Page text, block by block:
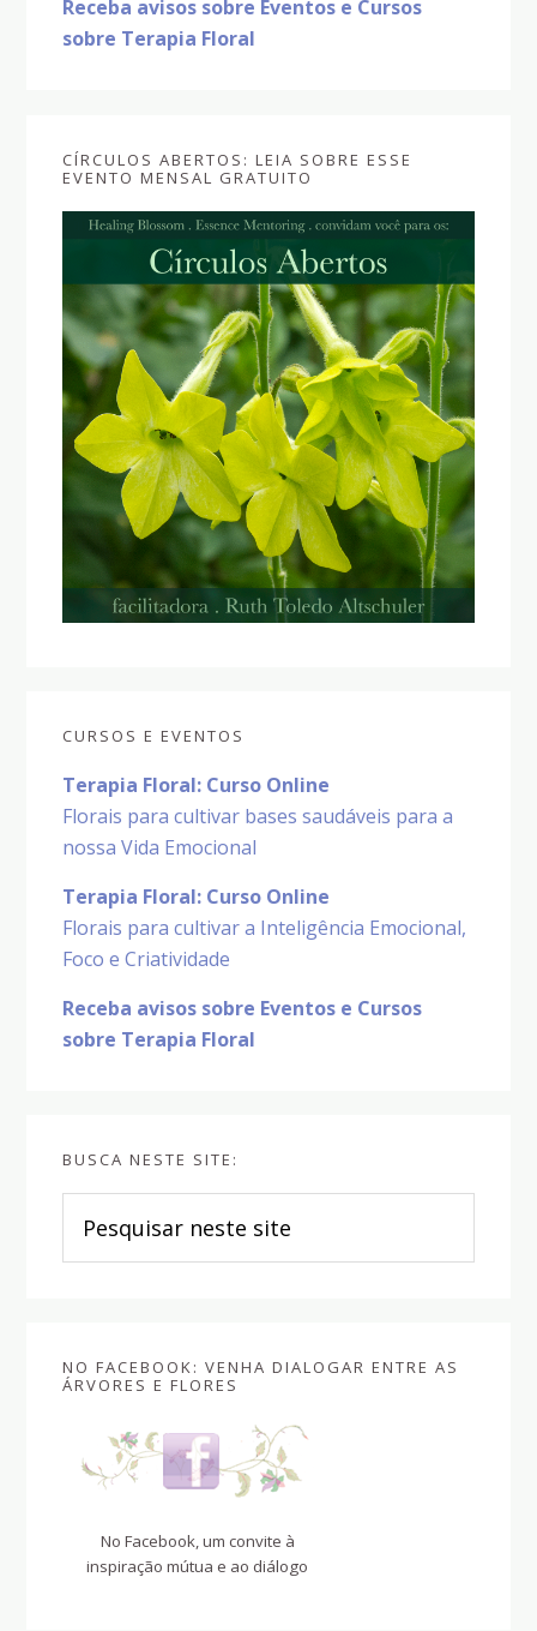
Receba avisos sobre Eventos e Cursos
sobre Terapia Floral
CÍRCULOS ABERTOS: LEIA SOBRE ESSE
EVENTO MENSAL GRATUITO
CURSOS E EVENTOS
Terapia Floral: Curso Online
Florais para cultivar bases saudáveis para a
nossa Vida Emocional
Terapia Floral: Curso Online
Florais para cultivar a Inteligência Emocional,
Foco e Criatividade
Receba avisos sobre Eventos e Cursos
sobre Terapia Floral
BUSCA NESTE SITE:
neste
site
NO FACEBOOK: VENHA DIALOGAR ENTRE AS
ÁRVORES E FLORES
No Facebook, um convite à
inspiração mútua e ao diálogo